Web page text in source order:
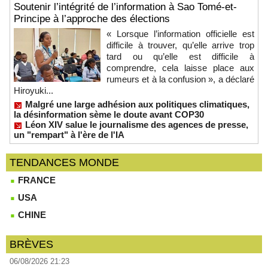
Soutenir l’intégrité de l’information à Sao Tomé-et-
Principe à l’approche des élections
« Lorsque l’information officielle est
difficile à trouver, qu’elle arrive trop
tard ou qu’elle est difficile à
comprendre, cela laisse place aux
rumeurs et à la confusion », a déclaré
Hiroyuki...
Malgré une large adhésion aux politiques climatiques,
la désinformation sème le doute avant COP30
Léon XIV salue le journalisme des agences de presse,
un "rempart" à l'ère de l'IA
TENDANCES MONDE
FRANCE
USA
CHINE
BRÈVES
06/08/2026 21:23